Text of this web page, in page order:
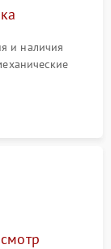
Подробнее →
и наличия
вывода
артефактов на